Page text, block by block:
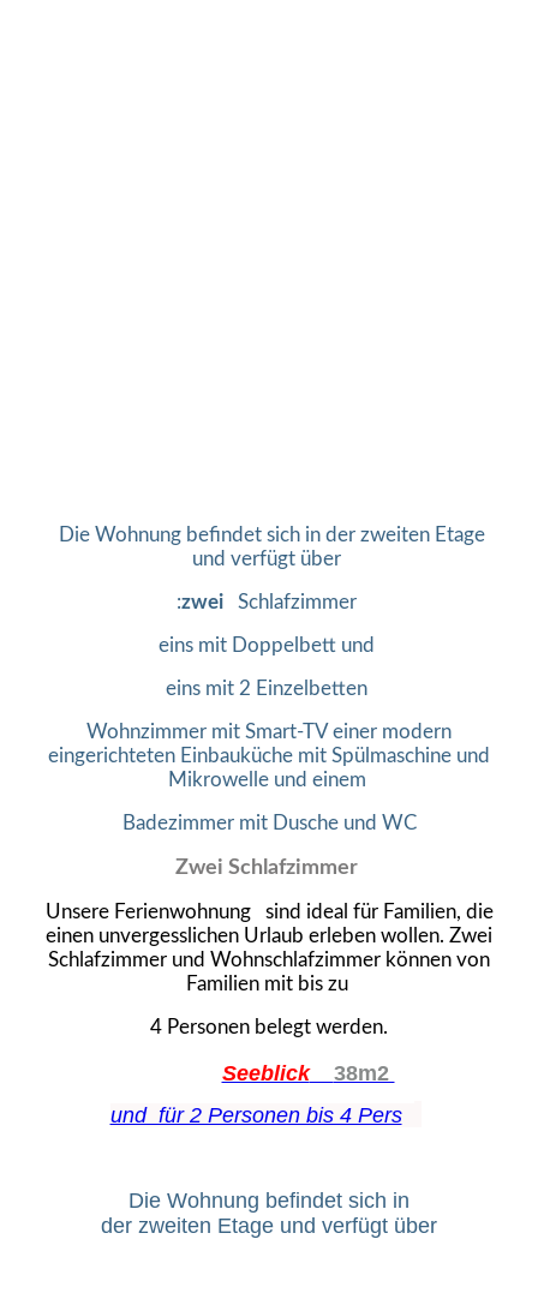
Die Wohnung befindet sich in der zweiten Etage
und verfügt über
:zwei Schlafzimmer
eins mit Doppelbett und
eins mit 2 Einzelbetten
Wohnzimmer mit Smart-TV einer modern
eingerichteten Einbauküche mit Spülmaschine und
Mikrowelle und einem
Badezimmer mit Dusche und WC
Zwei Schlafzimmer
Unsere Ferienwohnung sind ideal für Familien, die
einen unvergesslichen Urlaub erleben wollen. Zwei
Schlafzimmer und Wohnschlafzimmer können von
Familien mit bis zu
4 Personen belegt werden.
Seeblick
38m2
und für 2 Personen bis 4 Perse
Die Wohnung befindet sich in
der zweiten Etage und verfügt über